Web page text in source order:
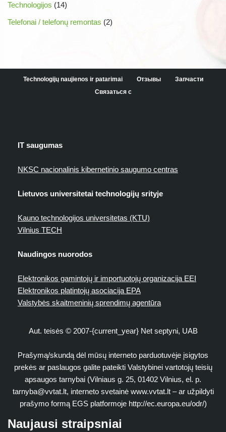
Technologijos (14)
Telefonai / telefonų remontas (2)
Technologijų naujienos ir patarimai Отзывы
Запчасти
Связаться с
IT saugumas
NKSC nacionalinis kibernetinio saugumo centras
Lietuvos universitetai technologijų srityje
Kauno technologijos universitetas (KTU)
Vilnius TECH
Naudingos nuorodos
Elektronikos gamintojų ir importuotojų organizacija EEI
Elektronikos platintojų asociacija EPA
Valstybės skaitmeninių sprendimų agentūra
Aut. teisės © 2007-{current_year} Net septyni, UAB
Prašymą/skundą dėl mūsų interneto parduotuvėje įsigytos
prekės ar paslaugos galite pateikti Valstybinei vartotojų teisių
apsaugos tarnybai (Vilniaus g. 25, 01402 Vilnius, el. p.
tarnyba@vvtat.lt, interneto svetainė www.vvtat.lt – ar užpildyti
prašymo formą EGS platformoje http://ec.europa.eu/odr/)
Naujausi straipsniai